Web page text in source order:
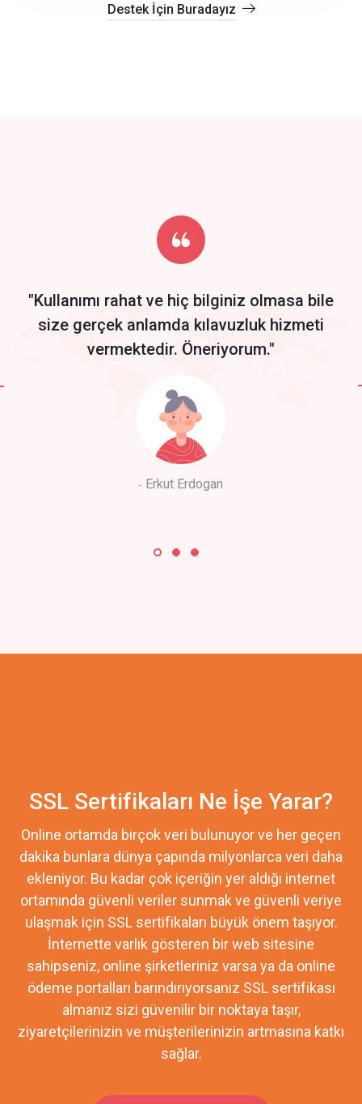
Start by trying our service for 30 days free trial no credit card
required.
Destek İçin Buradayız
"Kullanımı rahat ve hiç bilginiz olmasa bile
size gerçek anlamda kılavuzluk hizmeti
vermektedir. Öneriyorum."
Erkut Erdogan
SSL Sertifikaları Ne İşe Yarar?
Online ortamda birçok veri bulunuyor ve her geçen
dakika bunlara dünya çapında milyonlarca veri daha
ekleniyor. Bu kadar çok içeriğin yer aldığı internet
ortamında güvenli veriler sunmak ve güvenli veriye
ulaşmak için SSL sertifikaları büyük önem taşıyor.
İnternette varlık gösteren bir web sitesine
sahipseniz, online şirketleriniz varsa ya da online
ödeme portalları barındırıyorsanız SSL sertifikası
almanız sizi güvenilir bir noktaya taşır,
ziyaretçilerinizin ve müşterilerinizin artmasına katkı
sağlar.